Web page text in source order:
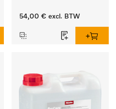
54,00 € excl. BTW